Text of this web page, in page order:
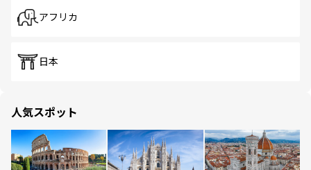
アフリカ
日本
人気スポット